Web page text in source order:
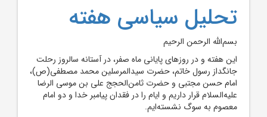
تحلیل سیاسی هفته
بسم‌الله الرحمن الرحیم
این هفته و در روزهای پایانی ماه صفر، در آستانه سالروز رحلت
جانگداز رسول خاتم، حضرت سیدالمرسلین محمد مصطفی(ص)،
امام حسن مجتبی و حضرت ثامن‌الحجج علی ‌بن موسی ‌الرضا
علیه‌السلام قرار داریم و ایام را در فقدان پیامبر خدا و دو امام
معصوم به سوگ نشسته‌ایم.